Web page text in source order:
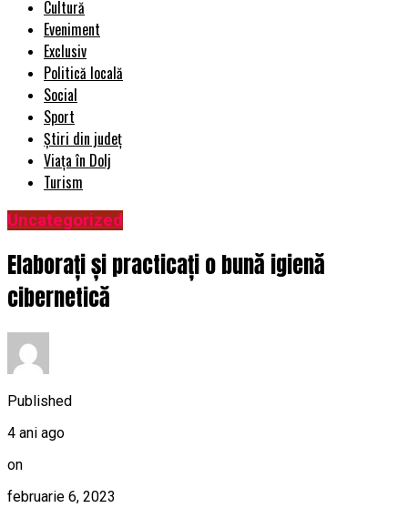
Cultură
Eveniment
Exclusiv
Politică locală
Social
Sport
Știri din județ
Viața în Dolj
Turism
Uncategorized
Elaborați și practicați o bună igienă
cibernetică
Published
4 ani ago
on
februarie 6, 2023